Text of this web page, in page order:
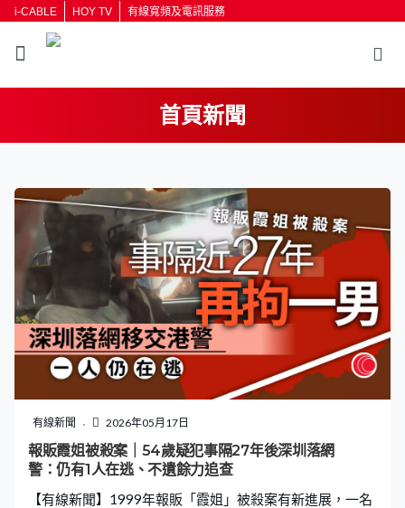
i-CABLE HOY TV 有線寬頻及電訊服務
首頁新聞
按輸入鍵開始搜尋
有線新聞 2026年05月17日
報販霞姐被殺案｜54歲疑犯事隔27年後深圳落網
警：仍有1人在逃、不遺餘力追查
【有線新聞】1999年報販「霞姐」被殺案有新進展，一名